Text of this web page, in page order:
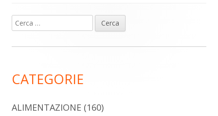
Barra
laterale
Ricerca
per:
CATEGORIE
ALIMENTAZIONE (160)